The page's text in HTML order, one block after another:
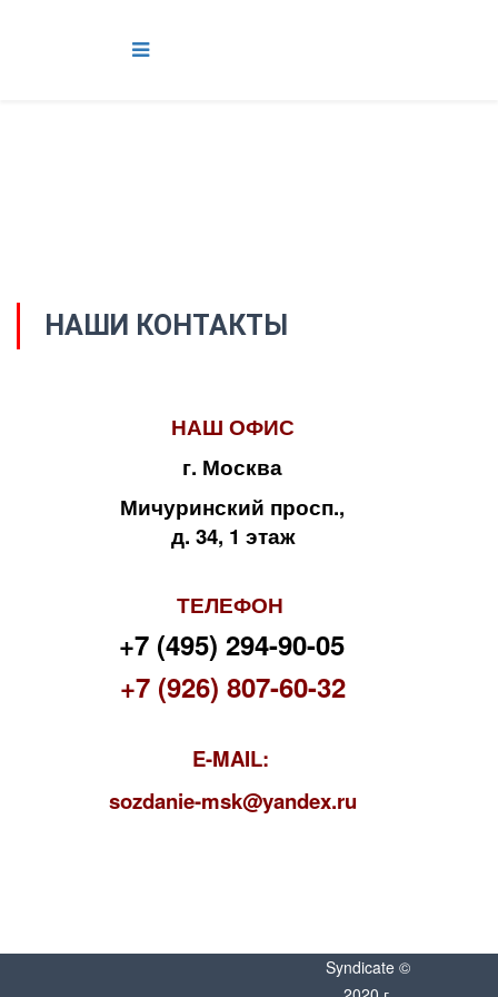
НАШИ КОНТАКТЫ
НАШ ОФИС
г. Москва
Мичуринский просп.,
д. 34, 1 этаж
ТЕЛЕФОН
+7 (495) 294-90-05
+7 (926) 807-60-32
E-MAIL:
sozdanie-msk@yandex.ru
Syndicate ©